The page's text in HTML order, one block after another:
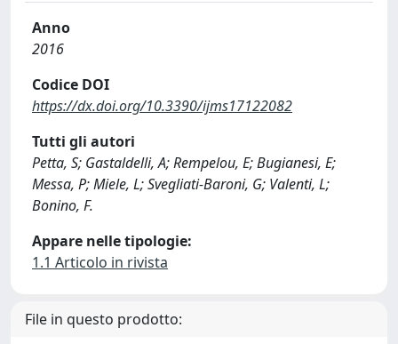
Anno
2016
Codice DOI
https://dx.doi.org/10.3390/ijms17122082
Tutti gli autori
Petta, S; Gastaldelli, A; Rempelou, E; Bugianesi, E;
Messa, P; Miele, L; Svegliati-Baroni, G; Valenti, L;
Bonino, F.
Appare nelle tipologie:
1.1 Articolo in rivista
File in questo prodotto: